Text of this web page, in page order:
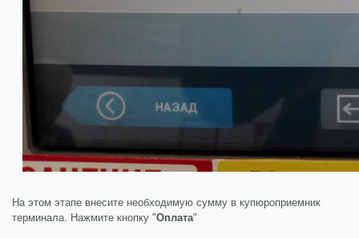
На этом этапе внесите необходимую сумму в купюроприемник
терминала. Нажмите кнопку "Оплата"